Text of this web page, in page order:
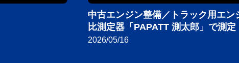
中古エンジン整備／トラック用エン
比測定器「PAPATT 測太郎」で測定
2026/05/16